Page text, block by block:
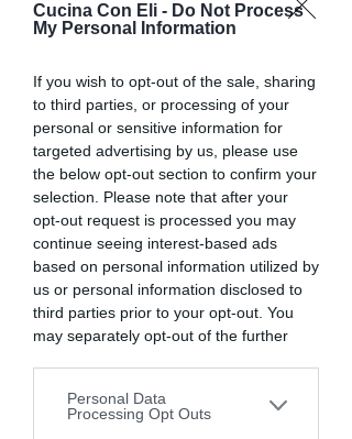
Cucina Con Eli - Do Not Process
My Personal Information
If you wish to opt-out of the sale, sharing
to third parties, or processing of your
personal or sensitive information for
targeted advertising by us, please use
the below opt-out section to confirm your
selection. Please note that after your
opt-out request is processed you may
continue seeing interest-based ads
based on personal information utilized by
us or personal information disclosed to
third parties prior to your opt-out. You
may separately opt-out of the further
downstream participants. This
information may also be disclosed by us
Personal Data
Processing Opt Outs
Corso Pane&Pizza
in 2 lezioni
gio 02 apr
  |
Casale
2 serate per imparare a realizzare panificati
leggeri e fragranti
I biglietti non sono in vendita